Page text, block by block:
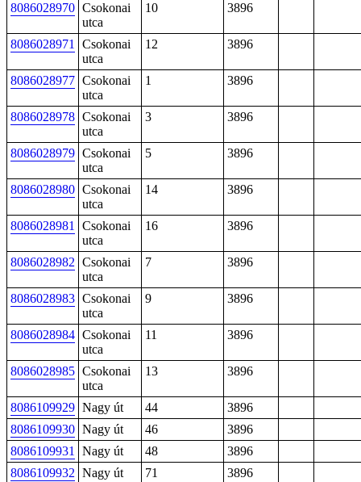
8086028970 Csokonai
utca
10 3896
8086028971
Csokonai
utca
12 3896
8086028977 Csokonai
utca
1 3896
8086028978 Csokonai
utca
3 3896
8086028979 Csokonai
utca
5 3896
8086028980 Csokonai
utca
14 3896
8086028981
Csokonai
utca
16 3896
8086028982 Csokonai
utca
7 3896
8086028983 Csokonai
utca
9 3896
8086028984 Csokonai
utca
11 3896
8086028985 Csokonai
utca
13 3896
8086109929 Nagy út 44
3896
8086109930 Nagy út 46
3896
8086109931
Nagy út 48
3896
8086109932 Nagy út 71 3896